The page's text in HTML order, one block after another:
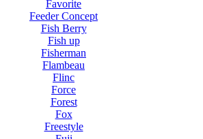
Favorite
Feeder Concept
Fish Berry
Fish up
Fisherman
Flambeau
Flinc
Force
Forest
Fox
Freestyle